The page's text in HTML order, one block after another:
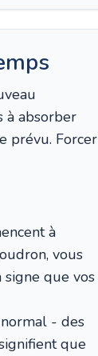
à absorber
prévu. Forcer
à
vous
signe que vos
- des
que